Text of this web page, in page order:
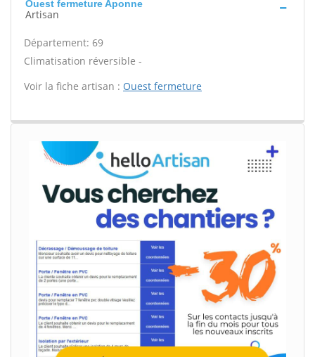
Ouest fermeture Aponne
Artisan
Département: 69
Climatisation réversible -
Voir la fiche artisan : Ouest fermeture